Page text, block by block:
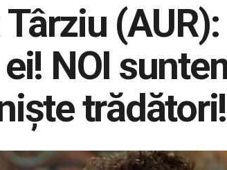
ei! NOI
trădători!